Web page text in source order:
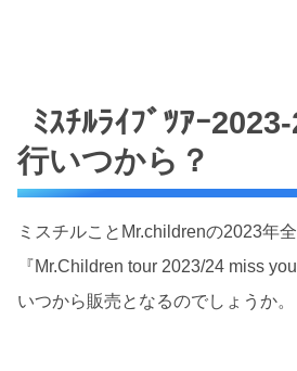
ﾐｽﾁﾙﾗｲﾌﾞﾂｱｰ
行いつから？
ミスチルことMr.childrenの2023年
『Mr.Children tour 2023/24 miss
いつから販売となるのでしょうか。